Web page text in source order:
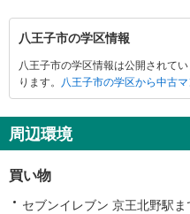
八
王
子
市
関
す
情
報
八王子市の学区情報
八王子市の学区情報は公開されて
ります。
八王子市の学区から中古
周辺環境
買い物
セブンイレブン 京王北野駅